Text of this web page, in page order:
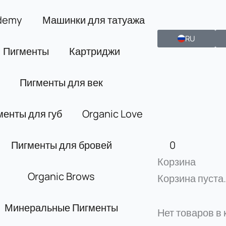
Машинки для татуажа
Пигменты Картриджи
Пигменты для век
для губ Organic Love
Пигменты для бровей
Organic Brows
Минеральные Пигменты
RU
0
Корзина
Корзина пуста.
Нет товаров в